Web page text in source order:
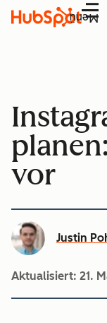
Menü
vor
Justin
Aktualisiert: 21.